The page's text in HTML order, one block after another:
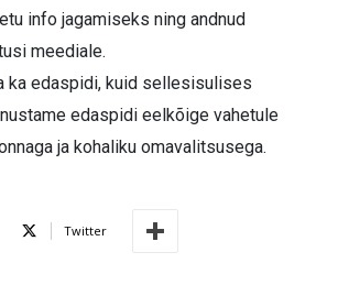
info jagamiseks ning andnud
meediale.
ka edaspidi, kuid sellesisulises
edaspidi eelkõige vahetule
ja kohaliku omavalitsusega.
Twitter